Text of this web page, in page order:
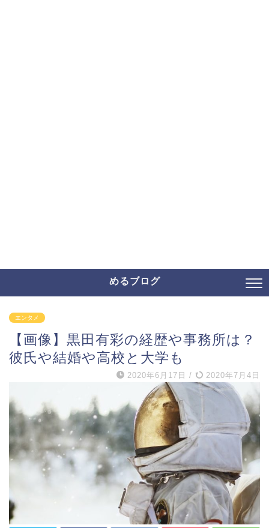
めるブログ
エンタメ
【画像】黒田有彩の経歴や事務所は？
彼氏や結婚や高校と大学も
2020年6月17日 / 2020年7月4日